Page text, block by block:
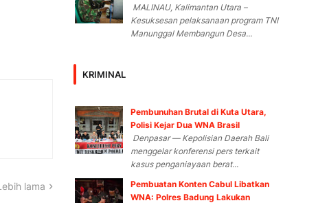
lama
MALINAU, Kalimantan Utara –
Kesuksesan pelaksanaan program TNI
Manunggal Membangun Desa...
KRIMINAL
Pembunuhan Brutal di Kuta Utara,
Polisi Kejar Dua WNA Brasil
Denpasar — Kepolisian Daerah Bali
menggelar konferensi pers terkait
kasus penganiayaan berat...
Pembuatan Konten Cabul Libatkan
WNA: Polres Badung Lakukan